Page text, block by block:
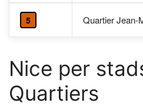
5 Quartier Jean-
Nice per
Quartiers